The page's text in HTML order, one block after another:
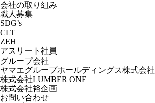
会社の取り組み
職人募集
SDG’s
CLT
ZEH
アスリート社員
グループ会社
ヤマエグループホールディングス株式会社
株式会社LUMBER ONE
株式会社裕企画
お問い合わせ